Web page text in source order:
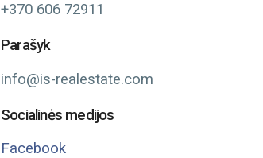
+370 606 72911
Parašyk
info@is-realestate.com
Socialinės medijos
Facebook